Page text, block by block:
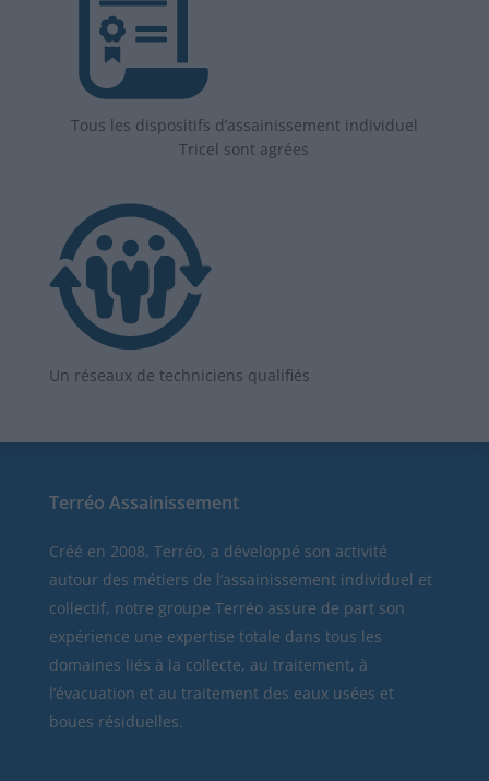
Tous les dispositifs d’assainissement individuel
Tricel sont agrées
Un réseaux de techniciens qualifiés
Terréo Assainissement
Créé en 2008, Terréo, a développé son activité
autour des métiers de l’assainissement individuel et
collectif, notre groupe Terréo assure de part son
expérience une expertise totale dans tous les
domaines liés à la collecte, au traitement, à
l’évacuation et au traitement des eaux usées et
boues résiduelles.